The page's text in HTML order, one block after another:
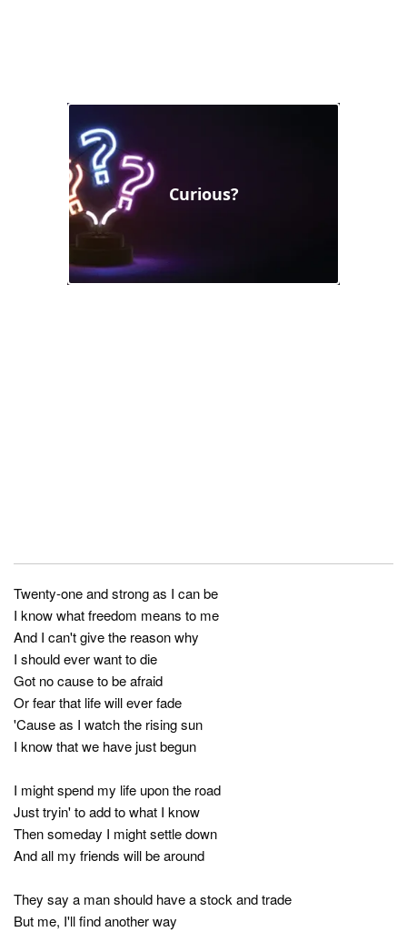
Twenty-one and strong as I can be
I know what freedom means to me
And I can't give the reason why
I should ever want to die
Got no cause to be afraid
Or fear that life will ever fade
'Cause as I watch the rising sun
I know that we have just begun
I might spend my life upon the road
Just tryin' to add to what I know
Then someday I might settle down
And all my friends will be around
They say a man should have a stock and trade
But me, I'll find another way